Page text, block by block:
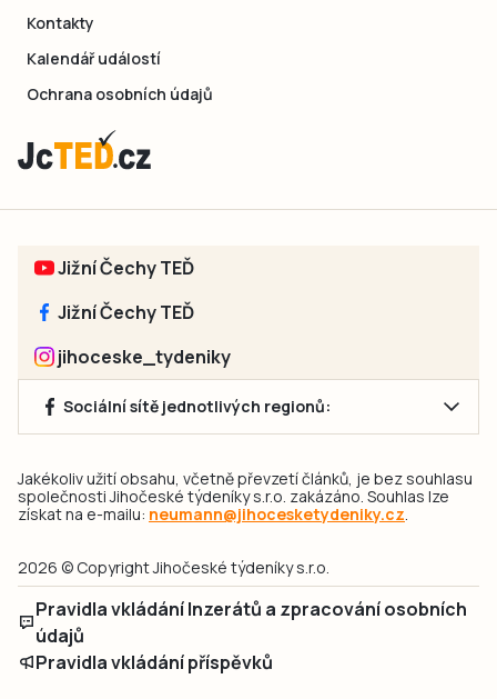
Kontakty
Kalendář událostí
Ochrana osobních údajů
Jižní Čechy TEĎ
Jižní Čechy TEĎ
jihoceske_tydeniky
Sociální sítě jednotlivých regionů:
Jakékoliv užití obsahu, včetně převzetí článků, je bez souhlasu
společnosti Jihočeské týdeníky s.r.o. zakázáno. Souhlas lze
získat na e-mailu: neumann@jihocesketydeniky.cz
2026 © Copyright Jihočeské týdeníky s.r.o.
Pravidla vkládání Inzerátů a zpracování osobních
údajů
Pravidla vkládání příspěvků